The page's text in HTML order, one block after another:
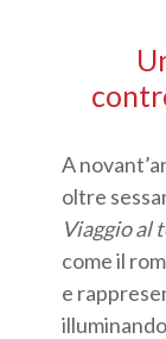
A
oltre
Viaggio al
come il
e